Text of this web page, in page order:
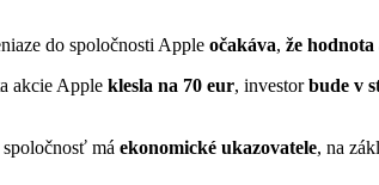
do spoločnosti Apple očakáva, že
akcie Apple klesla na 70 eur, investorbude v
má ekonomické ukazovatele, na